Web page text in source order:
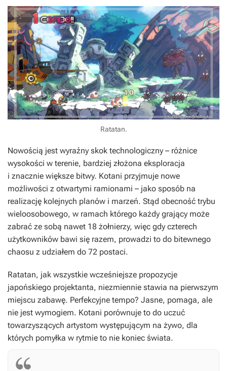
Ratatan.
Nowością jest wyraźny skok technologiczny – różnice
wysokości w terenie, bardziej złożona eksploracja
i znacznie większe bitwy. Kotani przyjmuje nowe
możliwości z otwartymi ramionami – jako sposób na
realizację kolejnych planów i marzeń. Stąd obecność trybu
wieloosobowego, w ramach którego każdy grający może
zabrać ze sobą nawet 18 żołnierzy, więc gdy czterech
użytkowników bawi się razem, prowadzi to do bitewnego
chaosu z udziałem do 72 postaci.
Ratatan, jak wszystkie wcześniejsze propozycje
japońskiego projektanta, niezmiennie stawia na pierwszym
miejscu zabawę. Perfekcyjne tempo? Jasne, pomaga, ale
nie jest wymogiem. Kotani porównuje to do uczuć
towarzyszących artystom występującym na żywo, dla
których pomyłka w rytmie to nie koniec świata.